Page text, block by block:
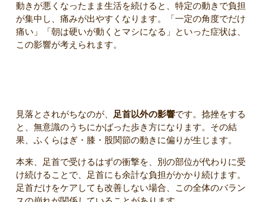
動きが悪くなったまま生活を続けると、特定の動きで負担
が集中し、痛みが出やすくなります。「一定の角度でだけ
痛い」「朝は硬いが動くとマシになる」といった症状は、
この影響が考えられます。
見落とされがちなのが、 足首以外の影響です。捻挫をする
と、無意識のうちにかばった歩き方になります。その結
果、ふくらはぎ・膝・股関節の動きに偏りが生じます。
本来、足首で受けるはずの衝撃を、別の部位が代わりに受
け続けることで、足首にも余計な負担がかかり続けます。
足首だけをケアしても改善しない場合、この全体のバラン